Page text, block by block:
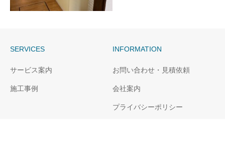
交換
SERVICES
サービス案内
施工事例
INFORMATION
お問い合わせ・見積依頼
会社案内
プライバシーポリシー